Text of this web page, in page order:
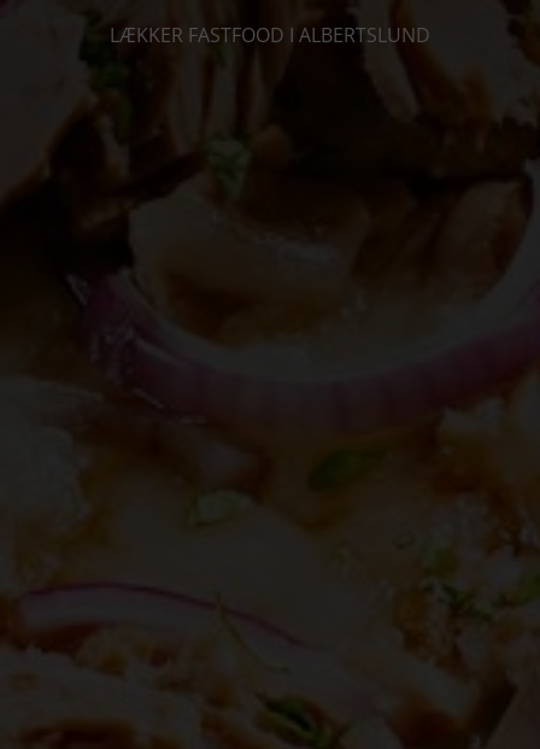
LÆKKER FASTFOOD I ALBERTSLUND